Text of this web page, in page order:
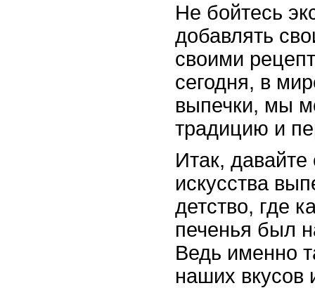
Не бойтесь
добавлять
своими
сегодня, в
выпечки, мы
традицию и
Итак,
искусства
детство, где
печенья был
Ведь именно
наших вкусов